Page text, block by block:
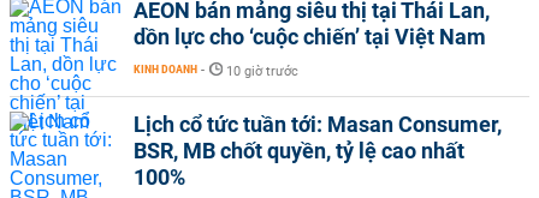
AEON bán mảng siêu thị tại Thái Lan,
dồn lực cho ‘cuộc chiến’ tại Việt Nam
KINH DOANH - 10 giờ trước
Lịch cổ tức tuần tới: Masan Consumer,
BSR, MB chốt quyền, tỷ lệ cao nhất
100%